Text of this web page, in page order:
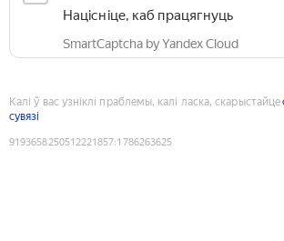
Націсніце, каб працягнуць
SmartCaptcha by Yandex Cloud
Калі ў вас узніклі праблемы, калі ласка, скарыстайце
сувязі
9193658250512221857:1786263625